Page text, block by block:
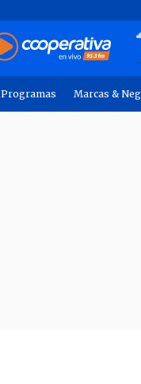
Programas Marcas &